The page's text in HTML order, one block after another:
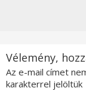
Vélemény,
Az e-mail címet
karakterrel jelöltük